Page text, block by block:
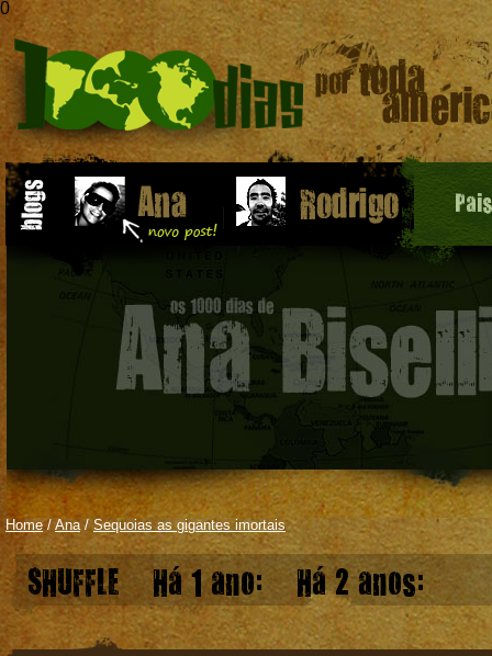
0
Home/ Ana/Sequoias as gigantes imortais
SHUFFLE Há 1 ano: Há 2 anos: